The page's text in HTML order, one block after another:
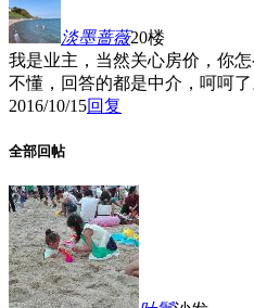
淡墨蔷薇20楼
我是业主，当然关心房价，你
不懂，回答的都是中介，呵呵了
2016/10/15回复
全部回帖